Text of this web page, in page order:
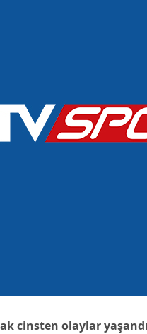
cinsten olaylar